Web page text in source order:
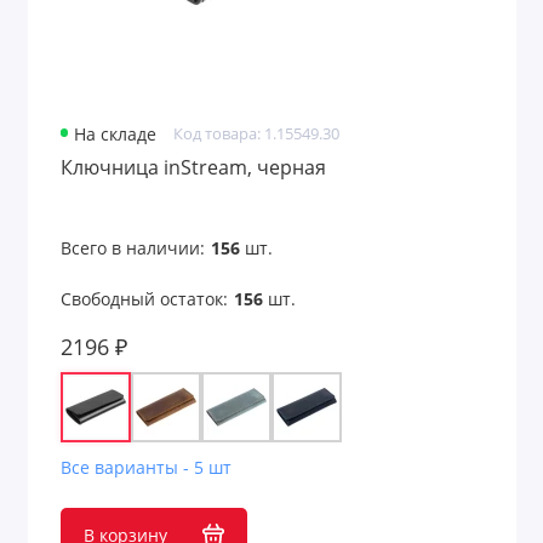
Парковочные визитки
Пикник и отдых на природе
Платки
На складе Код товара: 1.15549.30
Ключница inStream, черная
Всего в наличии: 156шт.
Свободный остаток: 156шт.
2196 ₽
Все варианты - 5 шт
В корзину